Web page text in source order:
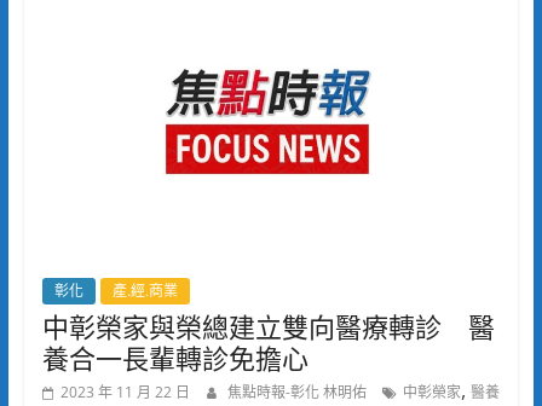
彰化 產.經.商業
中彰榮家與榮總建立雙向醫療轉診 醫
養合一長輩轉診免擔心
2023 年 11 月 22 日 焦點時報-彰化 林明佑 中彰榮家, 醫養